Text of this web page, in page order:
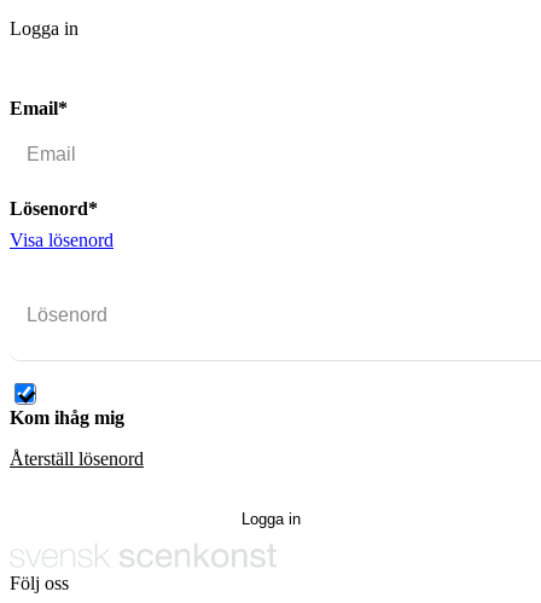
Logga in
Email*
Lösenord*
Visa lösenord
Kom ihåg mig
Återställ lösenord
Följ oss